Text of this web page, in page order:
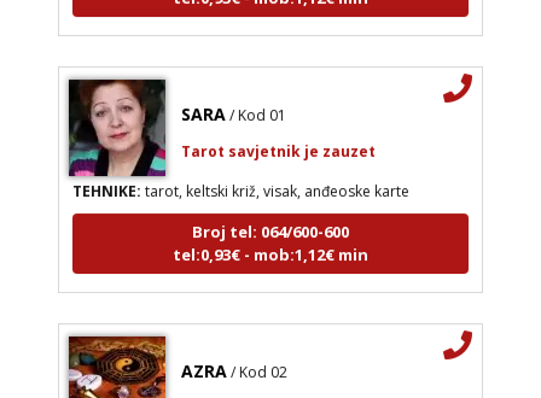
TEHNIKE:tarot, keltski križ, visak, anđeoske karte
Broj tel: 064/600-600
tel:0,93€ - mob:1,12€ min